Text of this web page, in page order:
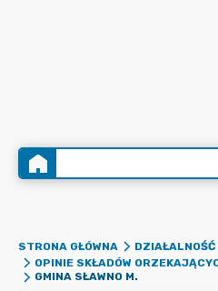
STRONA GŁÓWNA
OPINIE SKŁADÓW
GMINA SŁAWNO M.